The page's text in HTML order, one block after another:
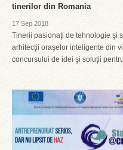
tinerilor din Romania
17 Sep 2018
Tinerii pasionaţi de tehnologie şi
arhitecţii oraşelor inteligente din
concursului de idei şi soluţii